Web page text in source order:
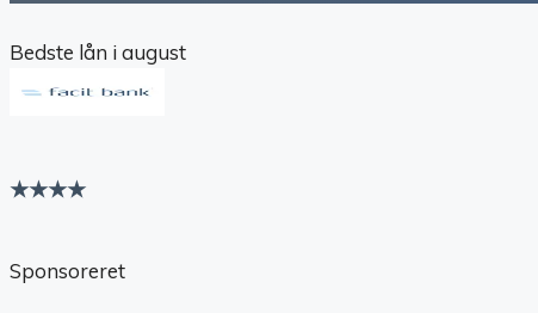
Bedste lån i august
★★★★
Sponsoreret